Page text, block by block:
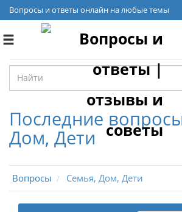
Вопросы и ответы онлайн на любые темы
Toggle
Последние
Дом, Дети
Вопросы Семья, Дом, Дети